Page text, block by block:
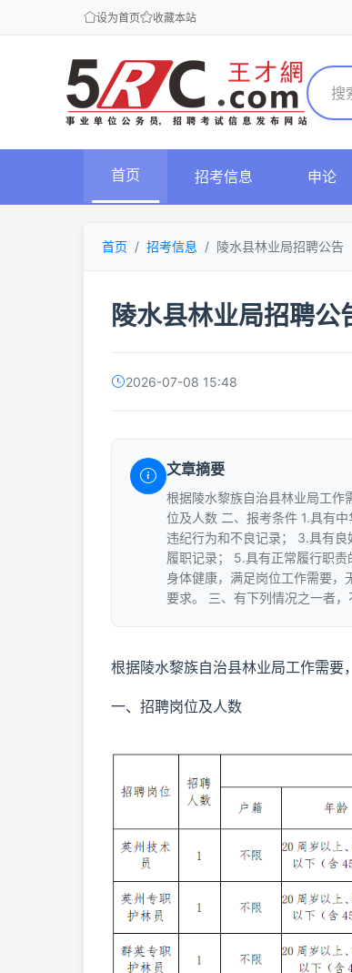
设为首页 收藏本站
首页 招考信息 申论
首页 招考信息 陵水县林业局招聘公告
陵水县林业局招聘公
2026-07-08 15:48
文章摘要
根据陵水黎族自治县林业局工作
位及人数 二、报考条件 1.具有
违纪行为和不良记录； 3.具有
履职记录； 5.具有正常履行职
身体健康，满足岗位工作需要
要求。 三、有下列情况之一者，
根据陵水黎族自治县林业局工作需要
一、招聘岗位及人数